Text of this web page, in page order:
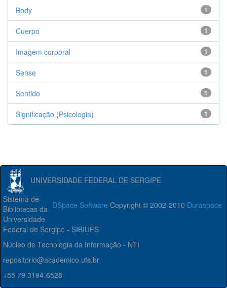
1
Body
1
Cuerpo
1
Imagem corporal
1
Sense
1
Sentido
1
Significação (Psicologia)
UNIVERSIDADE FEDERAL DE SERGIPE
DSpace Software Copyright © 2002-2010 Duraspace
Sistema de
Bibliotecas da
Universidade
Federal de Sergipe - SIBIUFS
Núcleo de Tecnologia da Informação - NTI
repositorio@academico.ufs.br
+55 79 3194-6528